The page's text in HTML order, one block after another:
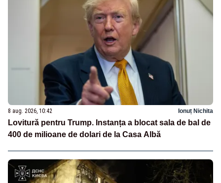
8 aug. 2026, 10:42 Ionuț Nichita
Lovitură pentru Trump. Instanța a blocat sala de bal de
400 de milioane de dolari de la Casa Albă